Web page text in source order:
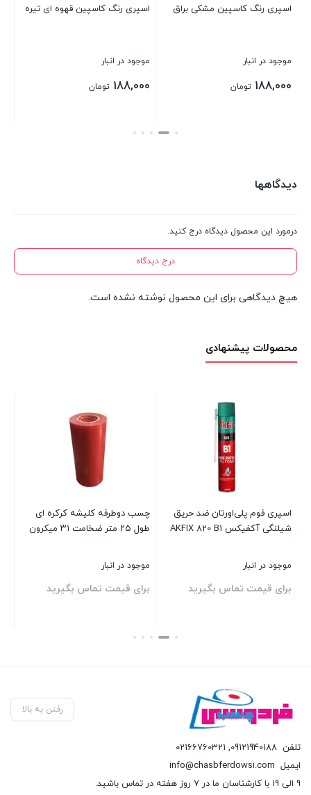
اسپری رنگ کاسپین مشکی براق
موجود در انبار
188,000 تومان
اسپری رنگ کاسپین قهوه ای تیره
موجود در انبار
188,000 تومان
بستن
دیدگاهها
درمورد این محصول دیدگاه درج کنید.
درج دیدگاه
هیچ دیدگاهی برای این محصول نوشته نشده است.
محصولات پیشنهادی
اسپری فوم پلی‌اورتان ضد حریق
شیلنگی آکفیکس AKFIX 820 B1
موجود در انبار
برای قیمت تماس بگیرید
چسب دوطرفه کلیشه کرکره ای
طول ۲۵ متر ضخامت ۳۱ میکرون
موجود در انبار
برای قیمت تماس بگیرید
بستن
رفتن به بالا
تلفن 09121940188
,
02166760321
ایمیل info@chasbferdowsi.com
9 الی 19 با کارشناسان ما در 7 روز هفته در تماس باشید.